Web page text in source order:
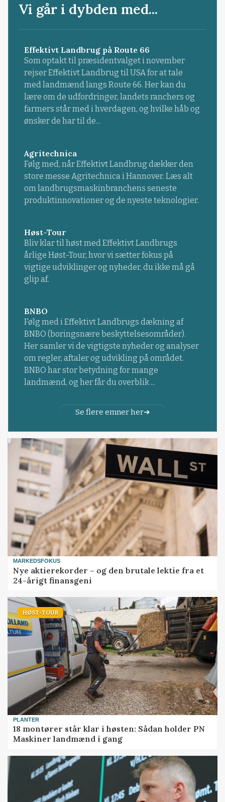
Vi går i dybden med...
Effektivt Landbrug på Route 66
Som optakt til præsidentvalget i november
rejser Effektivt Landbrug til USA for at tale
med landmænd langs Route 66. Her kan du
lære om de udfordringer, landets ranchers og
farmers står med i hverdagen, og hvilke håb og
ønsker de har til de...
Agritechnica
Følg med, når Effektivt Landbrug dækker den
store messe Agritechnica i Hannover. Læs alt
om landbrugsmaskinbranchens seneste
produktinnovationer og de nyeste teknologier.
Høst-Tour
Bliv klar til høst med Effektivt Landbrugs
årlige Høst-Tour, hvor vi sætter fokus på
vigtige udviklinger og nyheder, du ikke må gå
glip af.
BNBO
Følg med i Effektivt Landbrugs dækning af
BNBO (boringsnære beskyttelsesområder).
Her samler vi de vigtigste nyheder og analyser
om regler, aftaler og udvikling på området.
BNBO har stor betydning for mange
landmænd, og her får du overblik ...
Se flere emner her
MARKEDSFOKUS
Nye aktierekorder – og den brutale lektie fra et
24-årigt finansgeni
HØST-TOUR
PLANTER
18 montører står klar i høsten: Sådan holder PN
Maskiner landmænd i gang